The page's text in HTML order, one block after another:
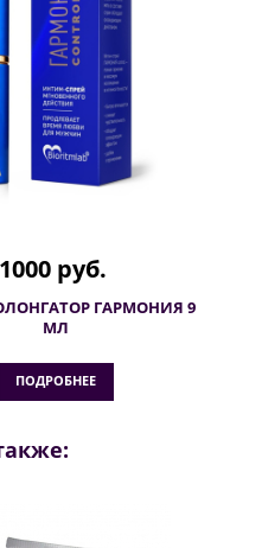
1000 руб.
ГАРМОНИЯ 9
МЛ
ПОДРОБНЕЕ